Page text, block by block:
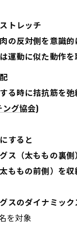
トレッチ
肉の反対側を意識
運動に似た動作
する時に拮抗筋を
ング協会)
すると
ス（太ももの裏
ももの前側）を
スのダイナミック
を対象